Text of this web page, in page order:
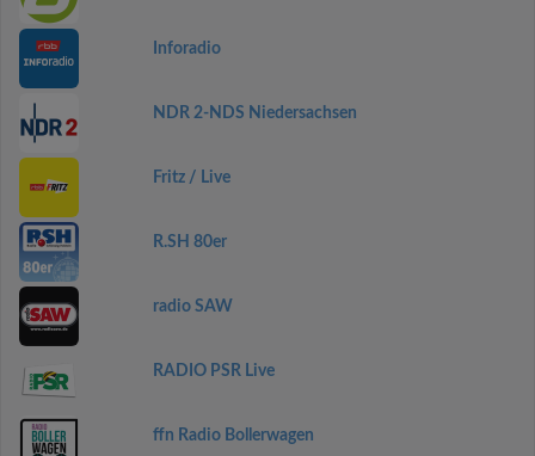
Inforadio
NDR 2-NDS Niedersachsen
Fritz / Live
R.SH 80er
radio SAW
RADIO PSR Live
ffn Radio Bollerwagen